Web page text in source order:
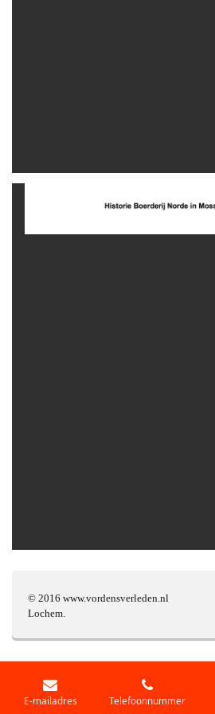
© 2016
Lochem.
E-mailadres Telefoonnummer